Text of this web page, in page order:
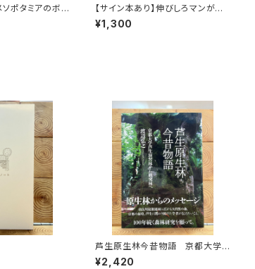
ソポタミアのボ
【サイン本あり】伸びしろマンがゆ
く！
¥1,300
芦生原生林今昔物語 京都大学
芦生演習林から研究林へ
¥2,420